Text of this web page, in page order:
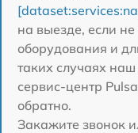
на выезде, если не
оборудования и
таких случаях
сервис-центр
обратно.
Закажите звонок